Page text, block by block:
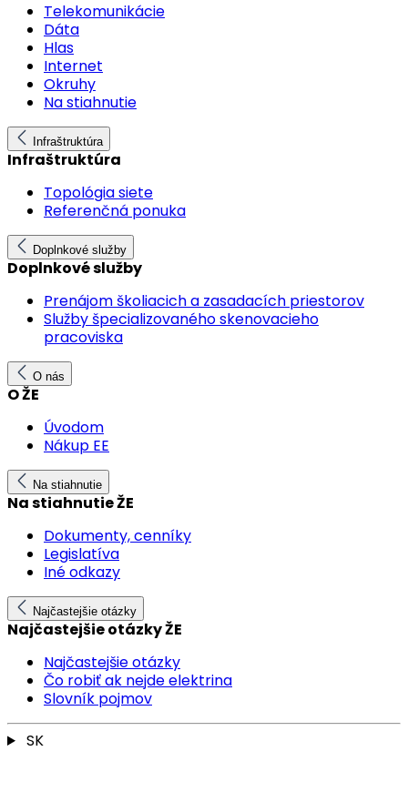
Telekomunikácie
Dáta
Hlas
Internet
Okruhy
Na stiahnutie
Infraštruktúra
Infraštruktúra
Topológia siete
Referenčná ponuka
Doplnkové služby
Doplnkové služby
Prenájom školiacich a zasadacích priestorov
Služby špecializovaného skenovacieho
pracoviska
O nás
O ŽE
Úvodom
Nákup EE
Na stiahnutie
Na stiahnutie ŽE
Dokumenty, cenníky
Legislatíva
Iné odkazy
Najčastejšie otázky
Najčastejšie otázky ŽE
Najčastejšie otázky
Čo robiť ak nejde elektrina
Slovník pojmov
SK